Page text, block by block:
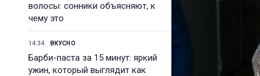
волосы: сонники объясняют, к
чему это
14:34 ВКУСНО
Барби-паста за 15 минут: яркий
ужин, который выглядит как